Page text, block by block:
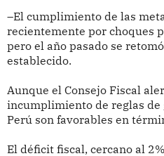
–El cumplimiento de las
recientemente por choques
pero el año pasado se
establecido.
Aunque el Consejo Fiscal
incumplimiento de reglas de
Perú son favorables en
El déficit fiscal, cercano al